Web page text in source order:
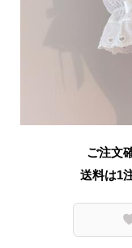
ご注文
送料は1